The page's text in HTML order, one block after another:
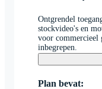
Ontgrendel
stockvideo's en
voor commercieel
inbegrepen.
Plan bevat: